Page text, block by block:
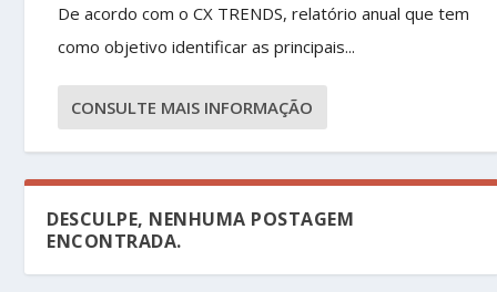
De acordo com o CX TRENDS, relatório anual que tem
como objetivo identificar as principais...
CONSULTE MAIS INFORMAÇÃO
DESCULPE, NENHUMA POSTAGEM
ENCONTRADA.